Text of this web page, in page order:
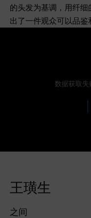
的头发为基调，用纤
出了一件观众可以品鉴
王璜生
之间